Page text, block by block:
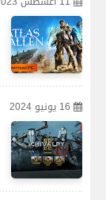
16 يونيو 2024